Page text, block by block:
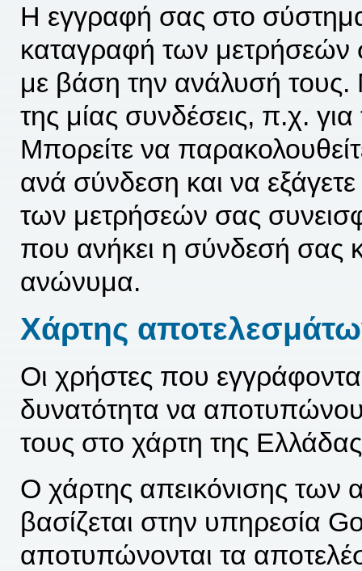
Η εγγραφή σας στο
καταγραφή των μετρήσεών
με βάση την ανάλυσή τους.
της μίας συνδέσεις, π.χ. για
Μπορείτε να
ανά σύνδεση και να
των μετρήσεών σας
που ανήκει η σύνδεσή σας
ανώνυμα.
Χάρτης
Οι χρήστες που
δυνατότητα να
τους στο χάρτη της
Ο χάρτης απεικόνισης
βασίζεται στην υπηρεσία
αποτυπώνονται τα